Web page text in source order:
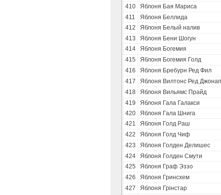
410
Яблоня Бая Мариса
411
Яблоня Беллида
412
Яблоня Белый налив
413
Яблоня Бени Шогун
414
Яблоня Богемия
415
Яблоня Богемия Голд
416
Яблоня Бребурн Ред Фил
417
Яблоня Вилтонс Ред
418
Яблоня Вильямс Прайд
419
Яблоня Гала Галакси
420
Яблоня Гала Шнига
421
Яблоня Голд Раш
422
Яблоня Голд Чиф
423
Яблоня Голден Делишес
424
Яблоня Голден Смути
425
Яблоня Граф Эззо
426
Яблоня Гринсхем
427
Яблоня Грінстар